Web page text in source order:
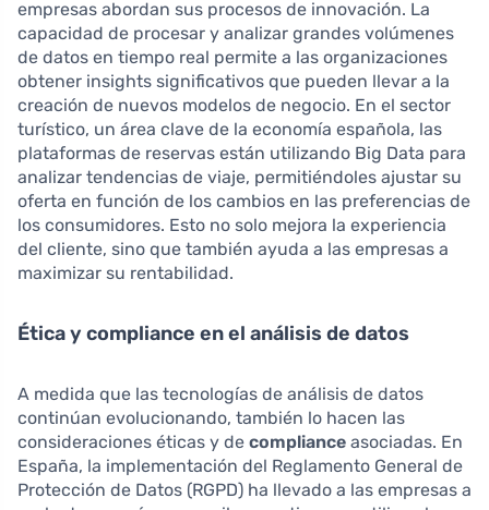
empresas abordan sus procesos de innovación. La
capacidad de procesar y analizar grandes volúmenes
de datos en tiempo real permite a las organizaciones
obtener insights significativos que pueden llevar a la
creación de nuevos modelos de negocio. En el sector
turístico, un área clave de la economía española, las
plataformas de reservas están utilizando Big Data para
analizar tendencias de viaje, permitiéndoles ajustar su
oferta en función de los cambios en las preferencias de
los consumidores. Esto no solo mejora la experiencia
del cliente, sino que también ayuda a las empresas a
maximizar su rentabilidad.
Ética y compliance en el análisis de datos
A medida que las tecnologías de análisis de datos
continúan evolucionando, también lo hacen las
consideraciones éticas y de compliance asociadas. En
España, la implementación del Reglamento General de
Protección de Datos (RGPD) ha llevado a las empresas a